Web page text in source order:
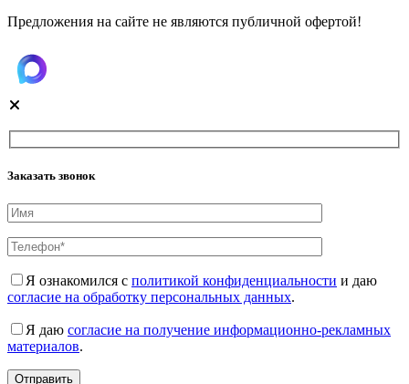
Предложения на сайте не являются публичной офертой!
Заказать звонок
Я ознакомился с политикой конфиденциальности и даю
согласие на обработку персональных данных.
Я даю согласие на получение информационно-рекламных
материалов.